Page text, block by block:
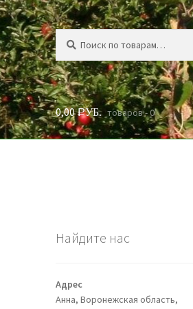
Искать:
Поиск
0,00РУБ. товаров - 0
Найдите нас
Адрес
Анна, Воронежская область,